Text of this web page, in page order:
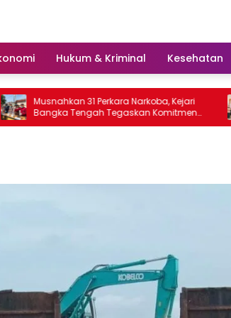
Hukum & Kriminal Kesehatan
Musnahkan 31 Perkara Narkoba, Kejari
Bangka Tengah Tegaskan Komitmen
Berantas Kejahatan Hingga Tuntas